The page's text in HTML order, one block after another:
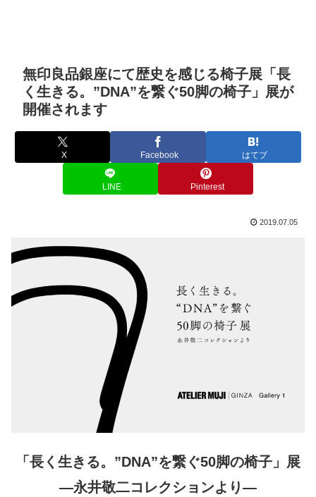
無印良品銀座にて歴史を感じる椅子展「長
く生きる。”DNA”を繋ぐ50脚の椅子」展が
開催されます
X Facebook はてブ
LINE Pinterest
2019.07.05
「長く生きる。”DNA”を繋ぐ50脚の椅子」展
―永井敬二コレクションより―